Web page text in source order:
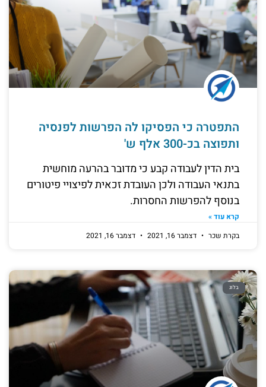
התפטרה כי הפסיקו לה הפרשות לפנסיה
ותפוצה בכ-300 אלף ש'
בית הדין לעבודה קבע כי מדובר בהרעה מוחשית
בתנאי העבודה ולכן העובדת זכאית לפיצויי פיטורים
בנוסף להפרשות החסרות.
קרא עוד »
בקרת שכר
דצמבר 16, 2021 דצמבר 16, 2021
בלוג